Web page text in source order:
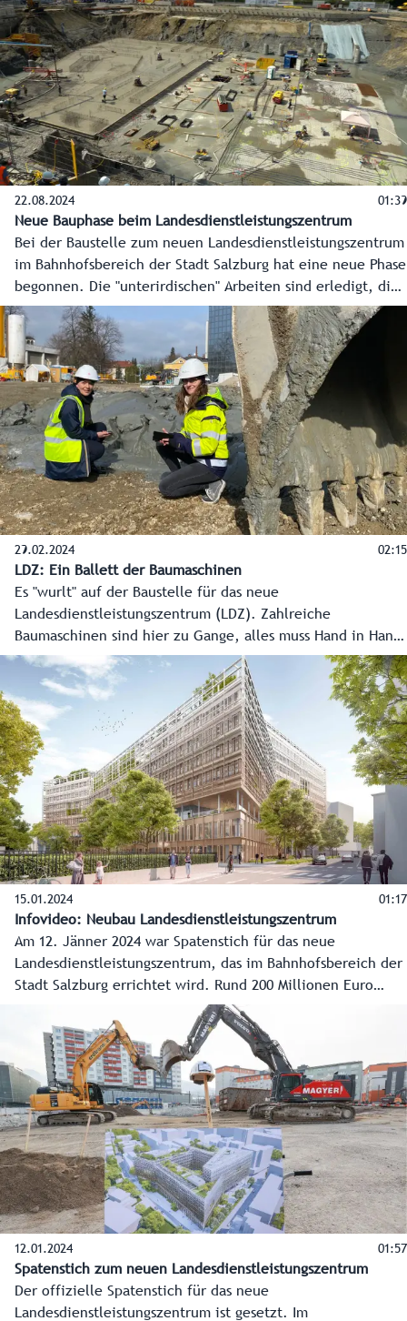
22.08.2024 01:39
Neue Bauphase beim Landesdienstleistungszentrum
Bei der Baustelle zum neuen Landesdienstleistungszentrum
im Bahnhofsbereich der Stadt Salzburg hat eine neue Phase
begonnen. Die "unterirdischen" Arbeiten sind erledigt, die
Bodenplatte wird nun betoniert, und die neue, moderne
Landesverwaltung kann in die Höhe wachsen. Das neue
Landesdienstleistungszentrum soll im Herbst 2026 fertig
sein, ein großes und einladendes Bürgerservice sowie rund
1.300 Arbeitsplätze für die Mitarbeiterinnen und
Mitarbeiter der Landesverwaltung entstehen.
29.02.2024 02:15
LDZ: Ein Ballett der Baumaschinen
Es "wurlt" auf der Baustelle für das neue
Landesdienstleistungszentrum (LDZ). Zahlreiche
Baumaschinen sind hier zu Gange, alles muss Hand in Hand
gehen, eine logistische Meisterleistung. Übrigens wird das
modernste Verwaltungsgebäude Österreichs auf zahlreichen
Pfählen stehen, ein bisschen wie in Venedig.
15.01.2024 01:17
Infovideo: Neubau Landesdienstleistungszentrum
Am 12. Jänner 2024 war Spatenstich für das neue
Landesdienstleistungszentrum, das im Bahnhofsbereich der
Stadt Salzburg errichtet wird. Rund 200 Millionen Euro
werden investiert. Es entstehen ein großes Bürgerservice
und moderne Arbeitsplätze für etwa 1.200 Mitarbeiter des
Landes. Die Bauarbeiten dauern bis Ende 2026.
12.01.2024 01:57
Spatenstich zum neuen Landesdienstleistungszentrum
Der offizielle Spatenstich für das neue
Landesdienstleistungszentrum ist gesetzt. Im